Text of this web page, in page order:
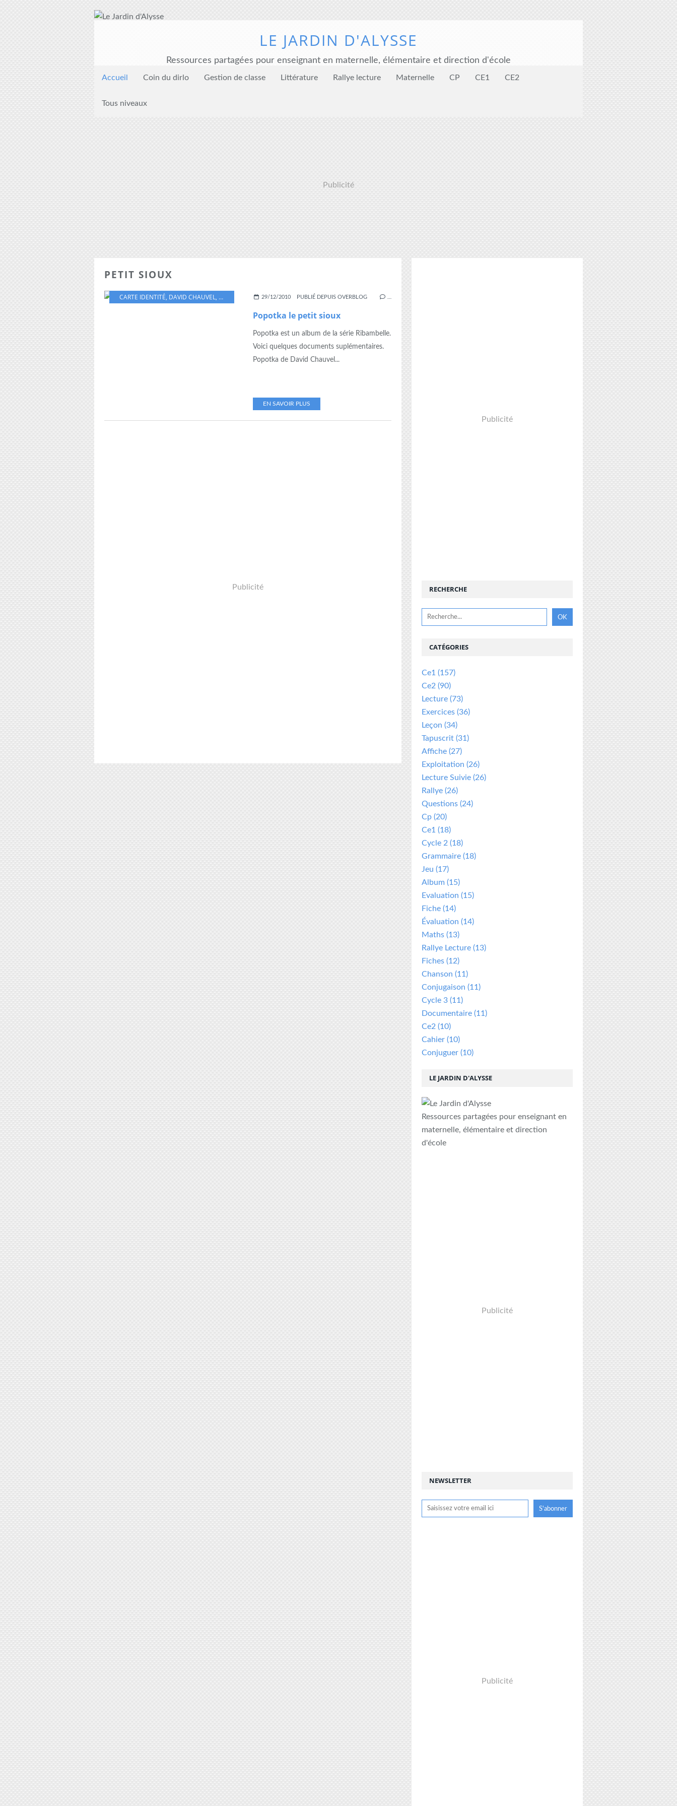
LE JARDIN D'ALYSSE
Ressources partagées pour enseignant en maternelle, élémentaire et direction d'école
Accueil Coin du dirlo Gestion de classe Littérature Rallye lecture Maternelle CP CE1 CE2
Tous niveaux
Publicité
PETIT SIOUX
CARTE IDENTITÉ, DAVID CHAUVEL, EVALUATION,EXPLOITATION,GRAMMAIRE,INDIEN,LECTURE SUIVIE
29/12/2010 PUBLIÉ DEPUIS OVERBLOG
Popotka le petit sioux
Popotka est un album de la série Ribambelle.
Voici quelques documents suplémentaires.
Popotka de David Chauvel...
EN SAVOIR PLUS
Publicité
Publicité
NEWSLETTER
RECHERCHE
LE JARDIN D'ALYSSE
Ressources partagées pour enseignant en
maternelle, élémentaire et direction
d'école
Publicité
CATÉGORIES
Ce1 (157)
Ce2 (90)
Lecture (73)
Exercices (36)
Leçon (34)
Tapuscrit (31)
Affiche (27)
Exploitation (26)
Lecture Suivie (26)
Rallye (26)
Questions (24)
Cp (20)
Ce1 (18)
Cycle 2 (18)
Grammaire (18)
Jeu (17)
Album (15)
Evaluation (15)
Fiche (14)
Évaluation (14)
Maths (13)
Rallye Lecture (13)
Fiches (12)
Chanson (11)
Conjugaison (11)
Cycle 3 (11)
Documentaire (11)
Ce2 (10)
Cahier (10)
Conjuguer (10)
Publicité